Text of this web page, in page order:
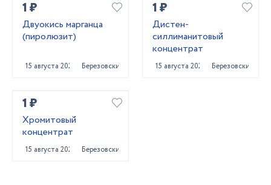
1 ₽
Двуокись марганца
(пиролюзит)
15 августа 2023 Березовский
1 ₽
Дистен-
силлиманитовый
концентрат
15 августа 2023 Березовский
1 ₽
Хромитовый
концентрат
15 августа 2023 Березовский